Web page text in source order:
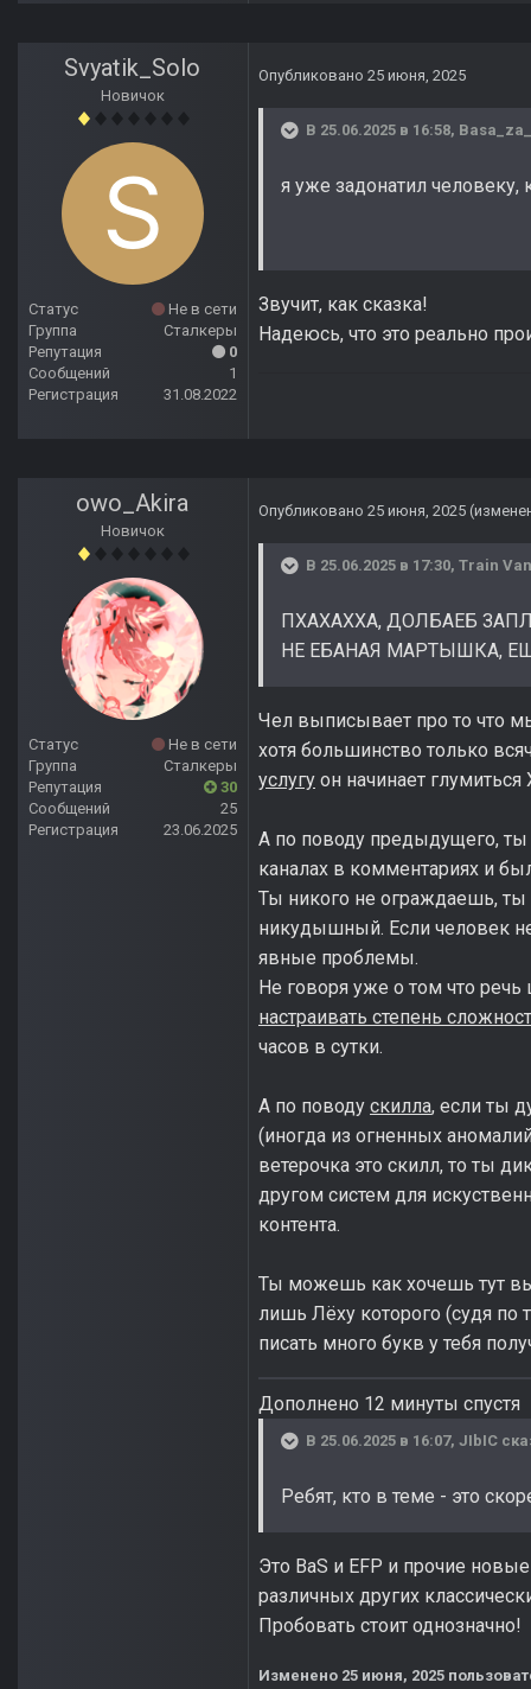
Svyatik_Solo
Новичок
Статус
Не в сети
Группа
Сталкеры
Репутация
0
Сообщений
1
Регистрация
31.08.2022
Опубликовано 25 июня, 2025
В 25.06.2025 в 16:58,
я уже задонатил
Звучит, как сказка!
Надеюсь, что это реально
owo_Akira
Новичок
Статус
Не в сети
Группа
Сталкеры
Репутация
30
Сообщений
25
Регистрация
23.06.2025
Опубликовано 25 июня, 2025
В 25.06.2025 в 17:30, Train
ПХАХАХХА, ДОЛБАЕБ
НЕ ЕБАНАЯ МАРТЫШКА,
Чел выписывает про то что
хотя большинство только
услугу он начинает
А по поводу предыдущего,
каналах в комментариях и
Ты никого не ограждаешь,
никудышный. Если человек
явные проблемы.
Не говоря уже о том что
настраивать степень
часов в сутки.
А по поводу скилла, если ты
(иногда из огненных
ветерочка это скилл, то ты
другом систем для
контента.
Ты можешь как хочешь тут
лишь Лёху которого (судя по
писать много букв у тебя
Дополнено 12 минуты спустя
В 25.06.2025 в 16:07, JIbIC
Ребят, кто в теме - это
Это BaS и EFP и прочие
различных других
Пробовать стоит однозначно!
Изменено 25 июня, 2025